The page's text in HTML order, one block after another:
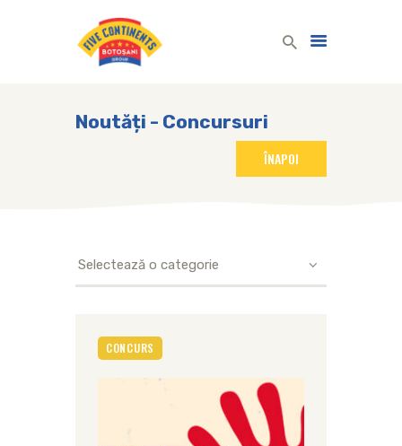
Noutăți - Concursuri
Five Continents Group
COMUNICARE
ROMÂNĂ
CONCURS